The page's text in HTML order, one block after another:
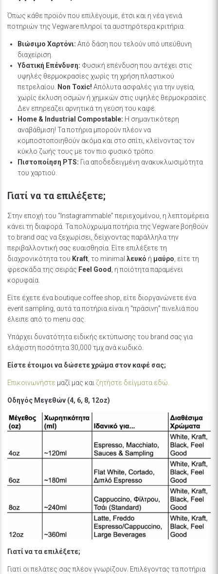
Όπως κάθε προϊόν που επιλέγουμε, έτσι και η νέα γενιά
ποτηριών της Vegware πληροί τα αυστηρότερα κριτήρια:
Βιώσιμο Χαρτόνι: Από δάση που τελούν υπό υπεύθυνη
διαχείριση.
Υδατική Επένδυση: Φυσική επένδυση που αντέχει στις
υψηλές θερμοκρασίες χωρίς τη χρήση πλαστικού
πετρελαίου.
Non Toxic! Απόλυτα ασφαλές για την υγεία,
χωρίς έκλυση οσμών ή χημικών στις υψηλές θερμοκρασίες.
Δεν επηρεάζει αρνητικά τη γεύση του καφέ.
Home & Industrial Compostable: Η σημαντικότερη
αναβάθμιση! Τα ποτήρια μπορούν πλέον να
κομποστοποιηθούν ακόμα και στο σπίτι, κλείνοντας τον
κύκλο ζωής τους με τον πιο φυσικό τρόπο.
Πιστοποίηση PTS: Για αποδεδειγμένη ανακυκλωσιμότητα
του χαρτιού.
Γιατί να τα επιλέξετε;
Στην εποχή του “Instagrammable” περιεχομένου, η λεπτομέρεια
κάνει τη διαφορά. Τα πολύχρωμα ποτήρια της Vegware βοηθούν
το brand σας να ξεχωρίσει, δείχνοντας παράλληλα την
περιβαλλοντική σας ευαισθησία. Είτε επιλέξετε τη
διαχρονικότητα του Kraft , το minimal λευκό ή μαύρο , είτε τη
φρεσκάδα της σειράς Feel Good
, η ποιότητα παραμένει
κορυφαία.
Είτε έχετε ένα boutique coffee shop, είτε διοργανώνετε ένα
event sampling, αυτά τα ποτήρια είναι η “πράσινη” πινελιά που
έλειπε από το menu σας.
Υπάρχει δυνατότητα ειδικής εκτύπωσης του brand σας για
ελάχιστη ποσότητα 30,000 τμχ ανά κωδικό.
Είστε έτοιμοι να δώσετε χρώμα στον καφέ σας;
Επικοινωνήστε μαζί μας και ζητήστε δείγματα εδώ
Οδηγός Μεγεθών (4, 6, 8, 12oz)
Γιατί να τα επιλέξετε;
Γιατί οι πελάτες σας πλέον γνωρίζουν. Επιλέγοντας τα ποτήρια